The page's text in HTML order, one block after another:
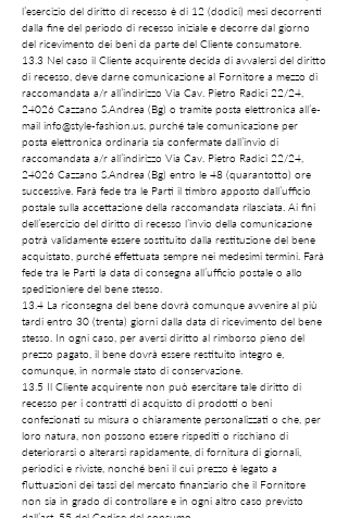
l’esercizio del diritto di recesso è di 12 (dodici) mesi decorrenti
dalla fine del periodo di recesso iniziale e decorre dal giorno
del ricevimento dei beni da parte del Cliente consumatore.
13.3 Nel caso il Cliente acquirente decida di avvalersi del diritto
di recesso, deve darne comunicazione al Fornitore a mezzo di
raccomandata a/r all’indirizzo Via Cav. Pietro Radici 22/24,
24026 Cazzano S.Andrea (Bg) o tramite posta elettronica all’e-
mail info@style-fashion.us , purché tale comunicazione per
posta elettronica ordinaria sia confermate dall’invio di
raccomandata a/r all’indirizzo Via Cav. Pietro Radici 22/24,
24026 Cazzano S.Andrea (Bg) entro le 48 (quarantotto) ore
successive. Farà fede tra le Parti il timbro apposto dall’ufficio
postale sulla accettazione della raccomandata rilasciata. Ai fini
dell’esercizio del diritto di recesso l’invio della comunicazione
potrà validamente essere sostituito dalla restituzione del bene
acquistato, purché effettuata sempre nei medesimi termini. Farà
fede tra le Parti la data di consegna all’ufficio postale o allo
spedizioniere del bene stesso.
13.4 La riconsegna del bene dovrà comunque avvenire al più
tardi entro 30 (trenta) giorni dalla data di ricevimento del bene
stesso. In ogni caso, per aversi diritto al rimborso pieno del
prezzo pagato, il bene dovrà essere restituito integro e,
comunque, in normale stato di conservazione.
13.5 Il Cliente acquirente non può esercitare tale diritto di
recesso per i contratti di acquisto di prodotti o beni
confezionati su misura o chiaramente personalizzati o che, per
loro natura, non possono essere rispediti o rischiano di
deteriorarsi o alterarsi rapidamente, di fornitura di giornali,
periodici e riviste, nonché beni il cui prezzo è legato a
fluttuazioni dei tassi del mercato finanziario che il Fornitore
non sia in grado di controllare e in ogni altro caso previsto